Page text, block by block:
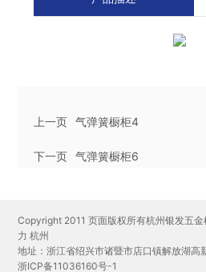
上一页 气弹簧橱柜4
下一页 气弹簧橱柜6
Copyright 2011 页面版权所有杭州银发五金
力 杭州
地址：浙江省绍兴市诸暨市店口镇解放湖高
浙ICP备11036160号-1